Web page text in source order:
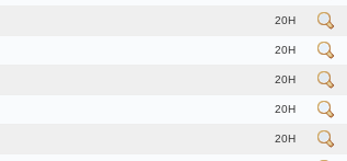
20H
20H
20H
20H
20H